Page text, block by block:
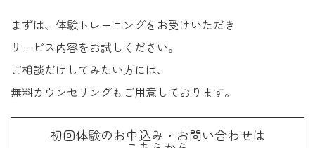
まずは、体験トレーニングをお受けいただき
サービス内容をお試しください。
ご相談だけしてみたい方には、
無料カウンセリングもご用意しております。
初回体験のお申込み・お問い合わせは